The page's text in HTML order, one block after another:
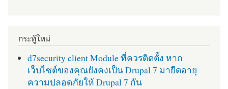
กระทู้ใหม่
d7security client Module ที่ควรติดตั้ง หาก
เว็บไซต์ของคุณยังคงเป็น Drupal 7 มายืดอายุ
ความปลอดภัยให้ Drupal 7 กัน